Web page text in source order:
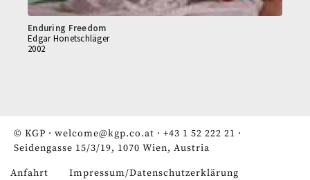
Enduring Freedom
Edgar Honetschläger
2002
© KGP · welcome@kgp.co.at · +43 1 52 222 21 ·
Seidengasse 15/3/19, 1070 Wien, Austria
Anfahrt Impressum/Datenschutzerklärung